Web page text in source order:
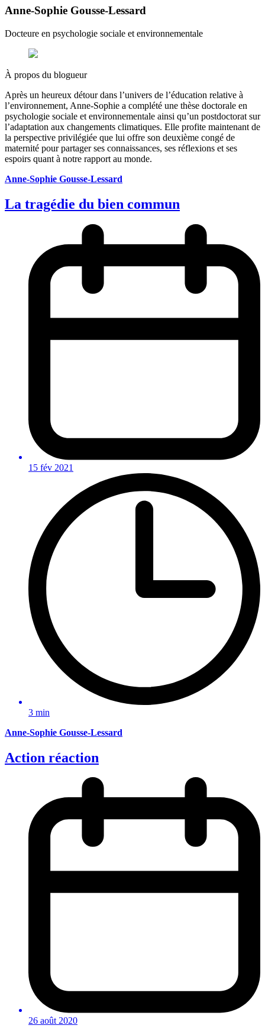
Anne-Sophie Gousse-Lessard
Docteure en psychologie sociale et environnementale
À propos du blogueur
Après un heureux détour dans l’univers de l’éducation relative à
l’environnement, Anne-Sophie a complété une thèse doctorale en
psychologie sociale et environnementale ainsi qu’un postdoctorat sur
l’adaptation aux changements climatiques. Elle profite maintenant de
la perspective privilégiée que lui offre son deuxième congé de
maternité pour partager ses connaissances, ses réflexions et ses
espoirs quant à notre rapport au monde.
Anne-Sophie Gousse-Lessard
La tragédie du bien commun
15 fév 2021
3 min
Anne-Sophie Gousse-Lessard
Action réaction
26 août 2020